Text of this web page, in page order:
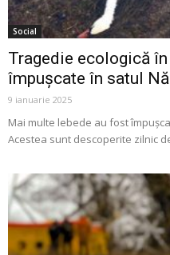
Social
Tragedie ecologică
împușcate în satul
9 ianuarie 2025
Mai multe lebede au fost
Acestea sunt descoperite zilnic